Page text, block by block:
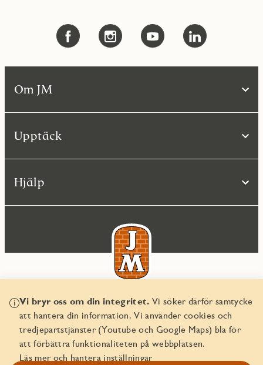
Vi bryr oss om din integritet. Vi söker därför samtycke
att hantera din information. Vi använder cookies och
tredjepartstjänster (Youtube och Google Maps) bla för
att förbättra funktionaliteten på webbplatsen.
Läs mer och hantera inställningar
Om JM
Upptäck
Hjälp
© JM AB 2026
Organisationsnummer 556045-2103